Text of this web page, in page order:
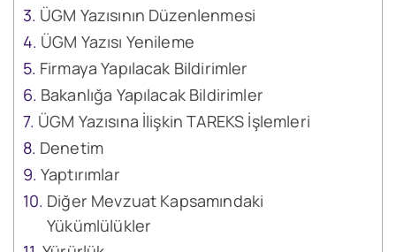
ÜGM Yazısının Düzenlenmesi
ÜGM Yazısı Yenileme
Firmaya Yapılacak Bildirimler
Bakanlığa Yapılacak Bildirimler
ÜGM Yazısına İlişkin TAREKS İşlemleri
Denetim
Yaptırımlar
Diğer Mevzuat Kapsamındaki
Yükümlülükler